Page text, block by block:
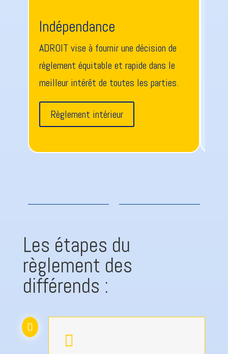
Indépendance
ADROIT vise à fournir une décision de
règlement équitable et rapide dans le
meilleur intérêt de toutes les parties.
Règlement intérieur
Les étapes du
règlement des
différends :

